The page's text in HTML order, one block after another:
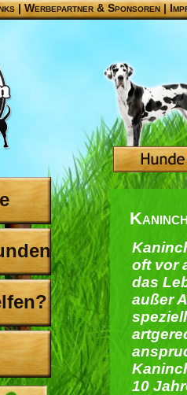
|Werbepartner & Sponsoren|
oft vor
das
außer
10